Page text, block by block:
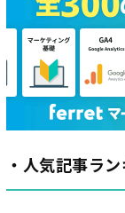
・人気記事ラ